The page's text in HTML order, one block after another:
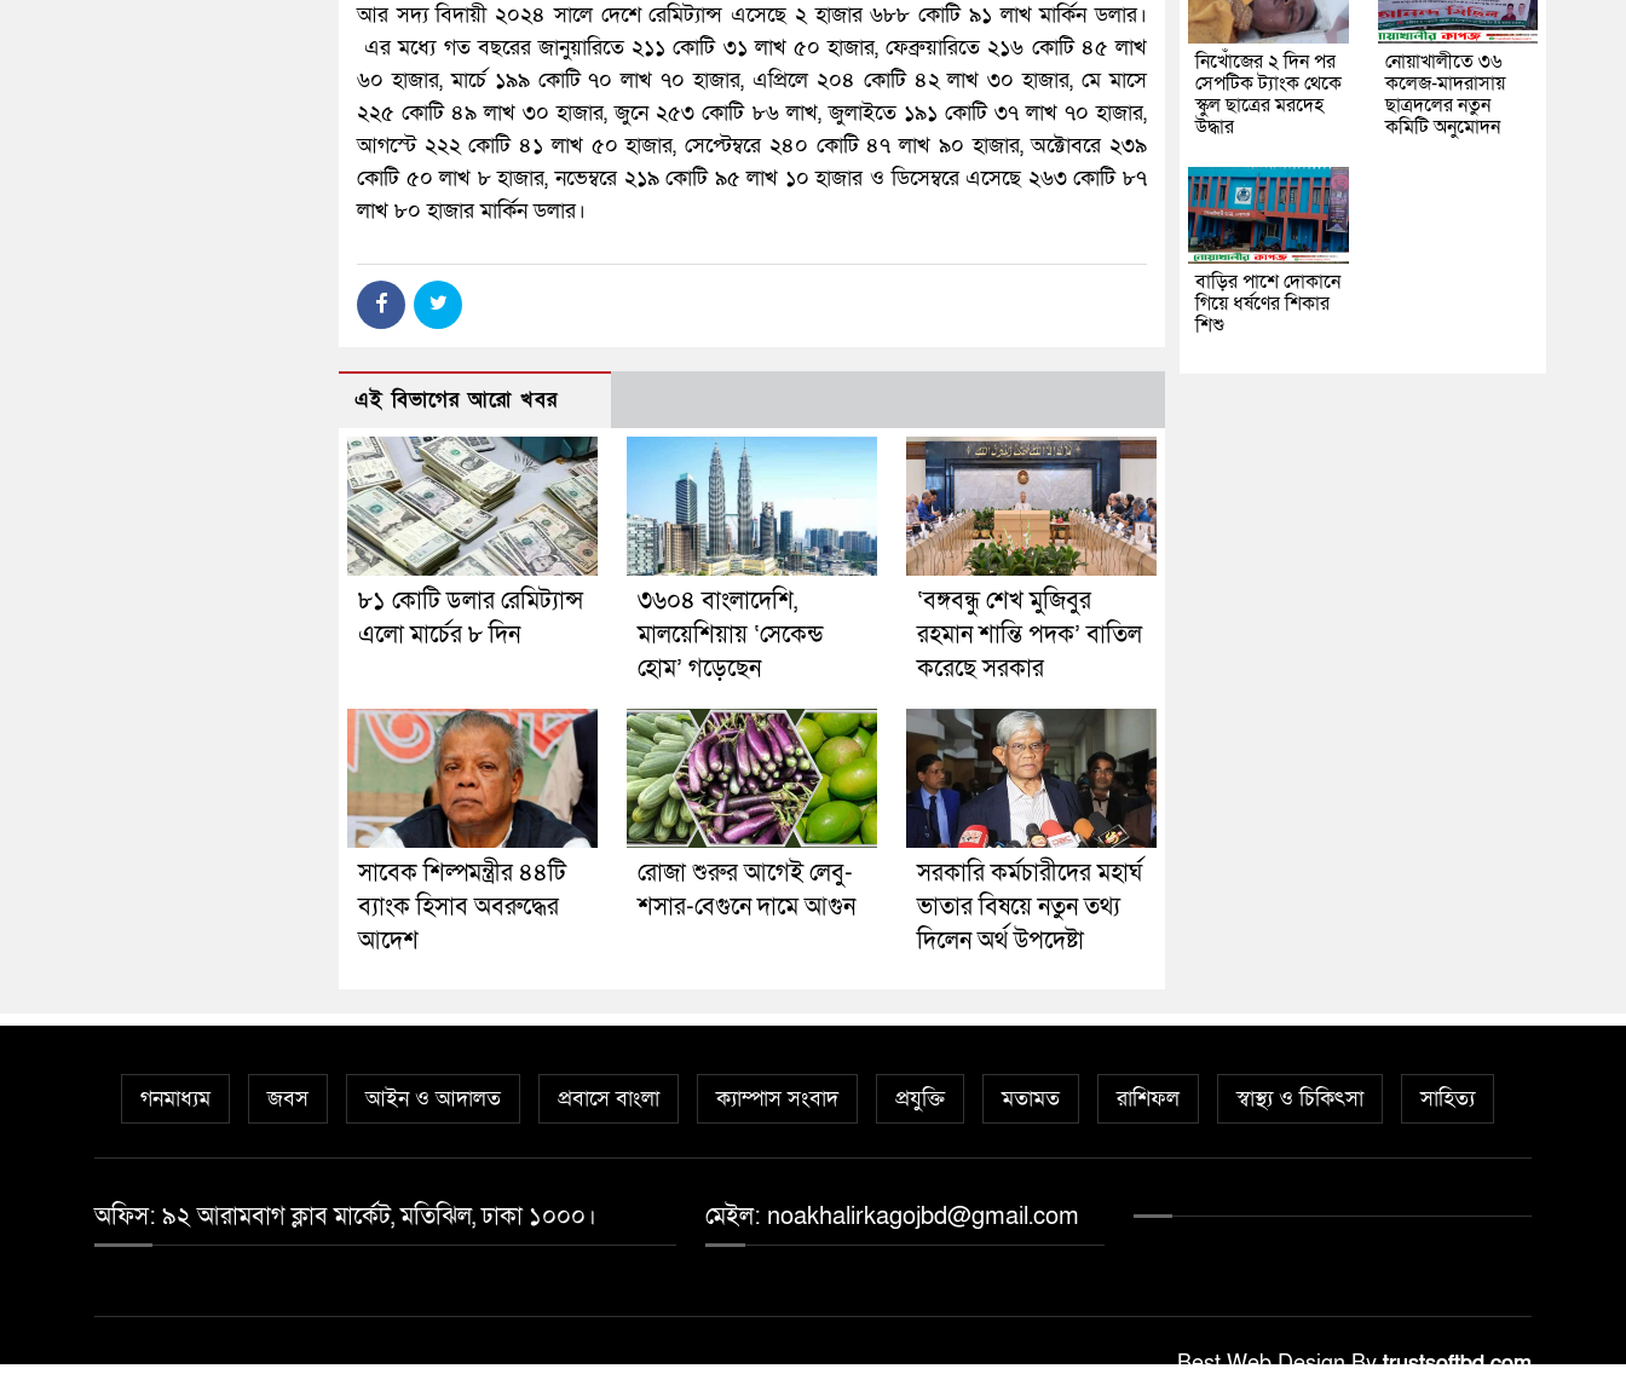
আর সদ্য বিদায়ী ২০২৪ সালে দেশে রেমিট্যান্স এসেছে ২ হাজার ৬৮৮ কোটি ৯১ লাখ মার্কিন ডলার।
এর মধ্যে গত বছরের জানুয়ারিতে ২১১ কোটি ৩১ লাখ ৫০ হাজার, ফেব্রুয়ারিতে ২১৬ কোটি ৪৫ লাখ
৬০ হাজার, মার্চে ১৯৯ কোটি ৭০ লাখ ৭০ হাজার, এপ্রিলে ২০৪ কোটি ৪২ লাখ ৩০ হাজার, মে মাসে
২২৫ কোটি ৪৯ লাখ ৩০ হাজার, জুনে ২৫৩ কোটি ৮৬ লাখ, জুলাইতে ১৯১ কোটি ৩৭ লাখ ৭০ হাজার,
আগস্টে ২২২ কোটি ৪১ লাখ ৫০ হাজার, সেপ্টেম্বরে ২৪০ কোটি ৪৭ লাখ ৯০ হাজার, অক্টোবরে ২৩৯
কোটি ৫০ লাখ ৮ হাজার, নভেম্বরে ২১৯ কোটি ৯৫ লাখ ১০ হাজার ও ডিসেম্বরে এসেছে ২৬৩ কোটি ৮৭
লাখ ৮০ হাজার মার্কিন ডলার।
এই বিভাগের আরো খবর
৮১ কোটি ডলার রেমিট্যান্স
এলো মার্চের ৮ দিন
৩৬০৪ বাংলাদেশি,
মালয়েশিয়ায় ‘সেকেন্ড
হোম’ গড়েছেন
‘বঙ্গবন্ধু শেখ মুজিবুর
রহমান শান্তি পদক’ বাতিল
করেছে সরকার
সাবেক শিল্পমন্ত্রীর ৪৪টি
ব্যাংক হিসাব অবরুদ্ধের
আদেশ
রোজা শুরুর আগেই লেবু-
শসার-বেগুনে দামে আগুন
সরকারি কর্মচারীদের মহার্ঘ
ভাতার বিষয়ে নতুন তথ্য
দিলেন অর্থ উপদেষ্টা
নিখোঁজের ২ দিন পর
সেপটিক ট্যাংক থেকে
স্কুল ছাত্রের মরদেহ
উদ্ধার
নোয়াখালীতে ৩৬
কলেজ-মাদরাসায়
ছাত্রদলের নতুন
কমিটি অনুমোদন
বাড়ির পাশে দোকানে
গিয়ে ধর্ষণের শিকার
শিশু
গনমাধ্যম জবস আইন ও আদালত প্রবাসে বাংলা ক্যাম্পাস সংবাদ প্রযুক্তি মতামত রাশিফল স্বাস্থ্য ও চিকিৎসা সাহিত্য
অফিস: ৯২ আরামবাগ ক্লাব মার্কেট, মতিঝিল, ঢাকা ১০০০। মেইল: noakhalirkagojbd@gmail.com
Best Web Design Bytrustsoftbd.com